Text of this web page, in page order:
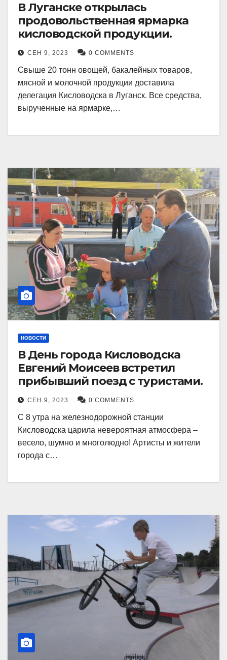
В Луганске открылась
продовольственная ярмарка
кисловодской продукции.
СЕН 9, 2023 0 COMMENTS
Свыше 20 тонн овощей, бакалейных товаров,
мясной и молочной продукции доставила
делегация Кисловодска в Луганск. Все средства,
вырученные на ярмарке,…
НОВОСТИ
В День города Кисловодска
Евгений Моисеев встретил
прибывший поезд с туристами.
СЕН 9, 2023 0 COMMENTS
С 8 утра на железнодорожной станции
Кисловодска царила невероятная атмосфера –
весело, шумно и многолюдно! Артисты и жители
города с…